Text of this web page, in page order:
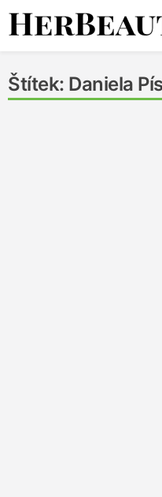
Skip
Štítek: Daniela